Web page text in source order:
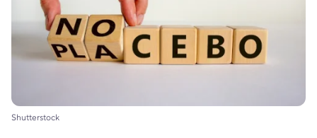
Shutterstock